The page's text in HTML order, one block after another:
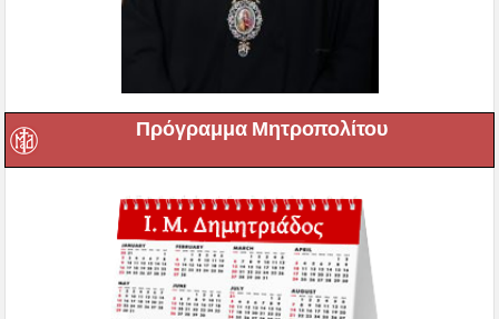
Πρόγραμμα Μητροπολίτου